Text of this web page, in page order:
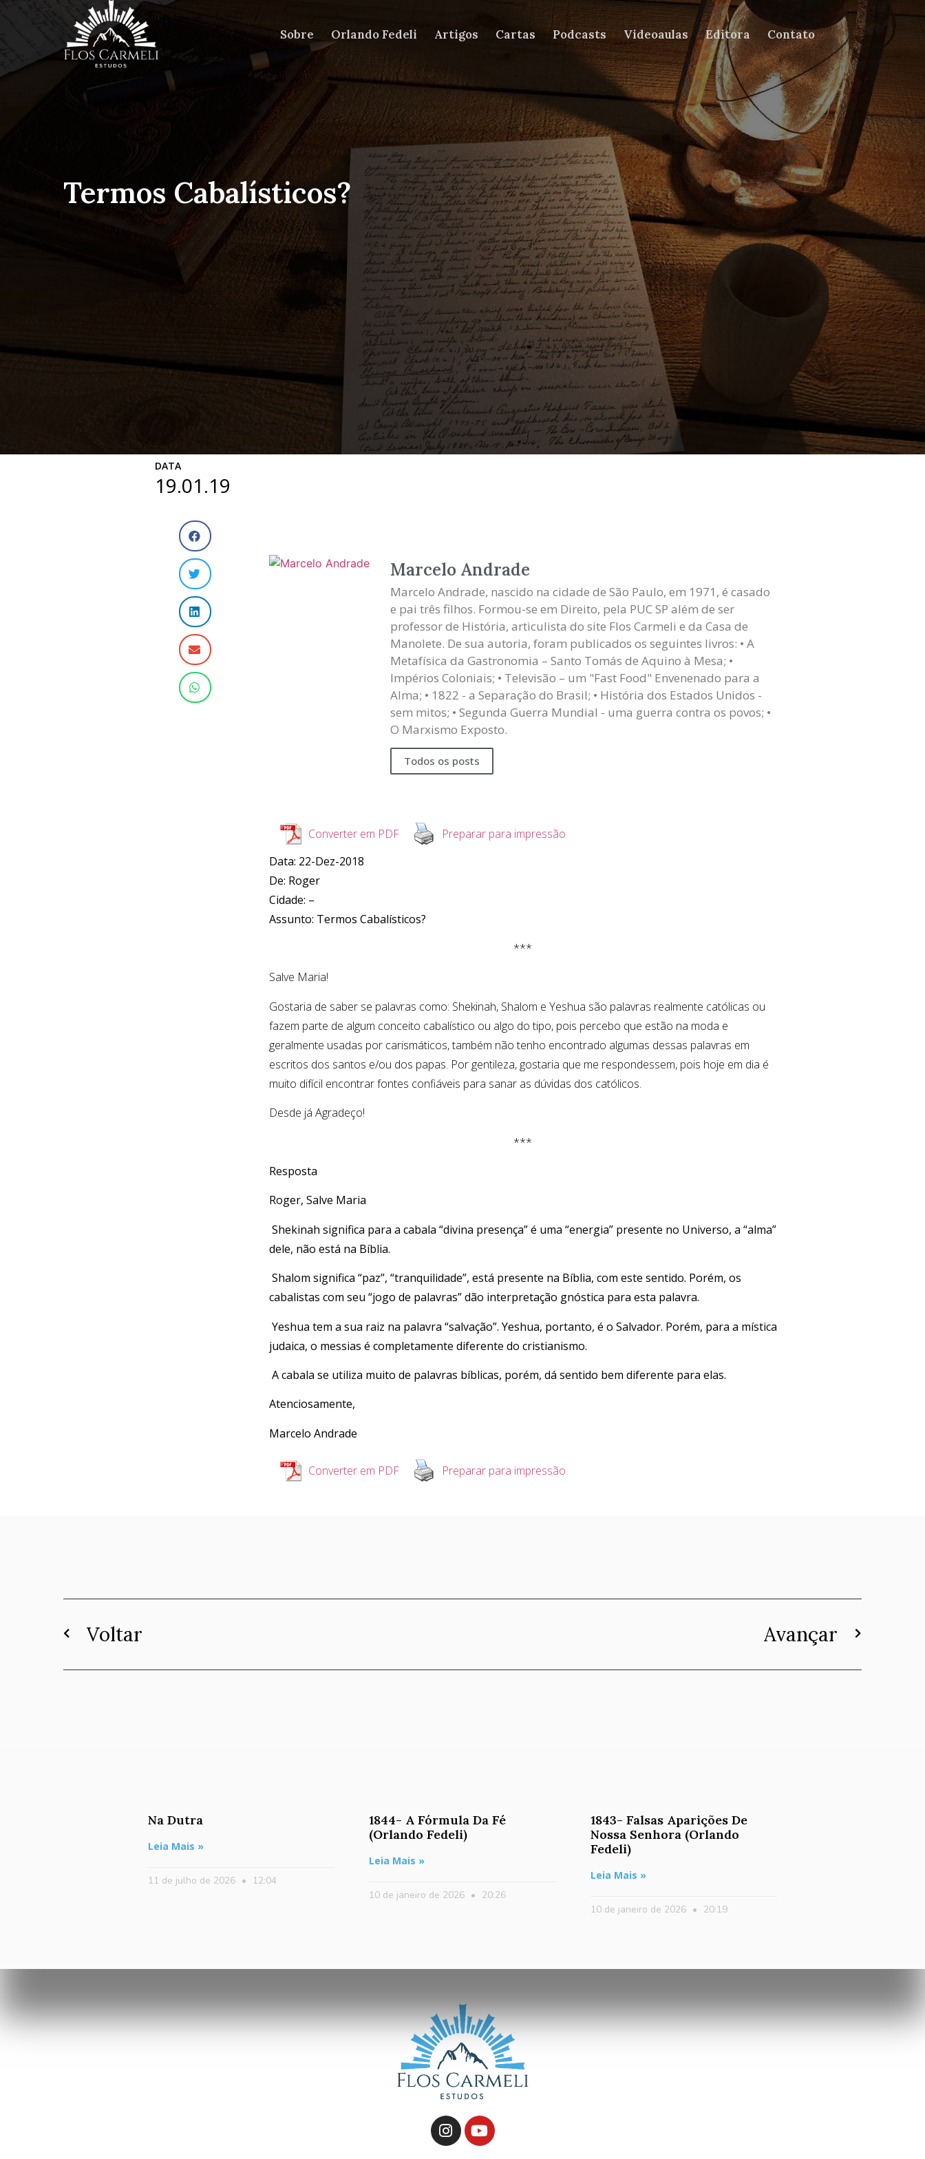
Sobre Orlando Fedeli Artigos Cartas Podcasts Videoaulas Editora Contato
Termos Cabalísticos?
DATA
19.01.19
Marcelo Andrade
Marcelo Andrade, nascido na cidade de São Paulo, em 1971, é casado
e pai três filhos. Formou-se em Direito, pela PUC SP além de ser
professor de História, articulista do site Flos Carmeli e da Casa de
Manolete. De sua autoria, foram publicados os seguintes livros: • A
Metafísica da Gastronomia – Santo Tomás de Aquino à Mesa; •
Impérios Coloniais; • Televisão – um "Fast Food" Envenenado para a
Alma; • 1822 - a Separação do Brasil; • História dos Estados Unidos -
sem mitos; • Segunda Guerra Mundial - uma guerra contra os povos; •
O Marxismo Exposto.
Todos os posts
Converter em PDF
Preparar para impressão
Data: 22-Dez-2018
De: Roger
Cidade: –
Assunto: Termos Cabalísticos?
***
Salve Maria!
Gostaria de saber se palavras como: Shekinah, Shalom e Yeshua são palavras realmente católicas ou
fazem parte de algum conceito cabalístico ou algo do tipo, pois percebo que estão na moda e
geralmente usadas por carismáticos, também não tenho encontrado algumas dessas palavras em
escritos dos santos e/ou dos papas. Por gentileza, gostaria que me respondessem, pois hoje em dia é
muito difícil encontrar fontes confiáveis para sanar as dúvidas dos católicos.
Desde já Agradeço!
***
Resposta
Roger, Salve Maria
Shekinah significa para a cabala “divina presença” é uma “energia” presente no Universo, a “alma”
dele, não está na Bíblia.
Shalom significa “paz”, “tranquilidade”, está presente na Bíblia, com este sentido. Porém, os
cabalistas com seu “jogo de palavras” dão interpretação gnóstica para esta palavra.
Yeshua tem a sua raiz na palavra “salvação”. Yeshua, portanto, é o Salvador. Porém, para a mística
judaica, o messias é completamente diferente do cristianismo.
A cabala se utiliza muito de palavras bíblicas, porém, dá sentido bem diferente para elas.
Atenciosamente,
Marcelo Andrade
Converter em PDF Preparar para impressão
Voltar Avançar
Na Dutra
Leia Mais »
11 de julho de 2026 12:04
1844- A Fórmula Da Fé
(Orlando Fedeli)
Leia Mais »
10 de janeiro de 2026 20:26
1843- Falsas Aparições De
Nossa Senhora (Orlando
Fedeli)
Leia Mais »
10 de janeiro de 2026 20:19